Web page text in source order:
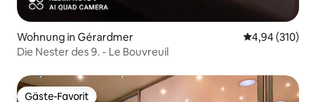
Wohnung in Gérardmer
4,94 (310)
Die Nester des 9. - Le Bouvreuil
Gäste-Favorit